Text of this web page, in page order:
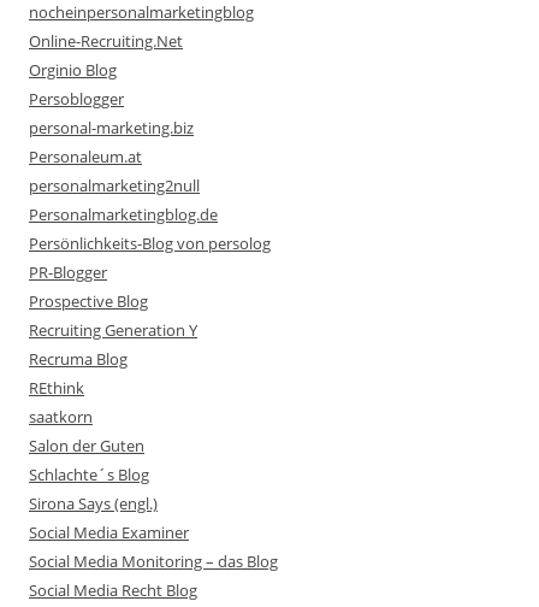
nocheinpersonalmarketingblog
Online-Recruiting.Net
Orginio Blog
Persoblogger
personal-marketing.biz
Personaleum.at
personalmarketing2null
Personalmarketingblog.de
Persönlichkeits-Blog von persolog
PR-Blogger
Prospective Blog
Recruiting Generation Y
Recruma Blog
REthink
saatkorn
Salon der Guten
Schlachte´s Blog
Sirona Says (engl.)
Social Media Examiner
Social Media Monitoring – das Blog
Social Media Recht Blog